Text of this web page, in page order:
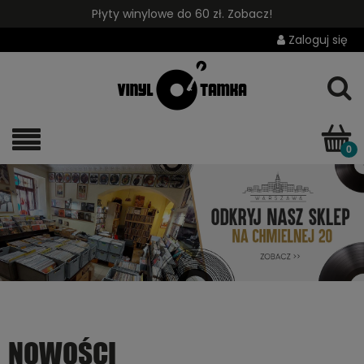
Płyty winylowe do 60 zł. Zobacz!
Zaloguj się
NOWOŚCI